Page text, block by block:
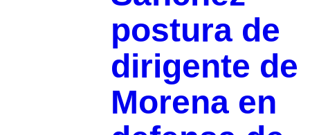
postura de
dirigente de
Morena en